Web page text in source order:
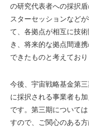
の研究代表者への採択
スターセッションなど
て、各拠点が相互に技
き、将来的な拠点間連
できたものと考えており
今後、宇宙戦略基金第
に採択される事業者も
です。第三期について
すので、ご関心のある